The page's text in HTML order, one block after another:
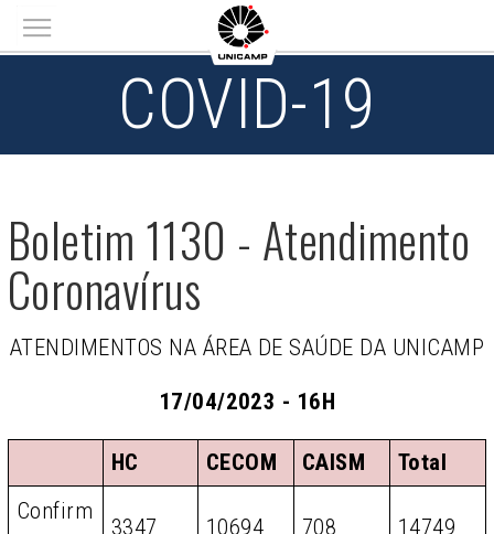
Main menu
COVID-19
Boletim 1130 - Atendimento
Coronavírus
ATENDIMENTOS NA ÁREA DE SAÚDE DA UNICAMP
17/04/2023 - 16H
HC CECOM CAISM
Total
Confirm
3347 10694 708 14749